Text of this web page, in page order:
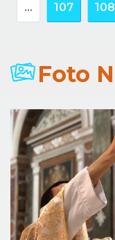
... 107 108
Foto